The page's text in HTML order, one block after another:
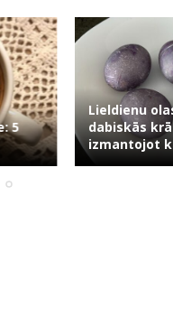
5
Lieldienu
dabiskās
izmantojot